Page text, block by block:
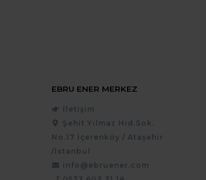
EBRU ENER MERKEZ
İletişim
Şehit Yılmaz Hıd.Sok.
No.17 İçerenköy / Ataşehir
/İstanbul
info@ebruener.com